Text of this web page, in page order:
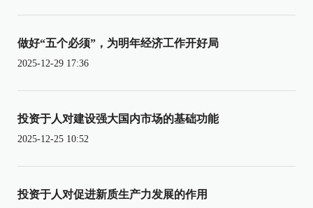
做好“五个必须”，为明年经济工作开好局
2025-12-29 17:36
投资于人对建设强大国内市场的基础功能
2025-12-25 10:52
投资于人对促进新质生产力发展的作用